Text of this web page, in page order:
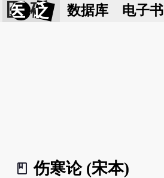
医 砭 数据库 电子书
book_2
伤寒论 (宋本)